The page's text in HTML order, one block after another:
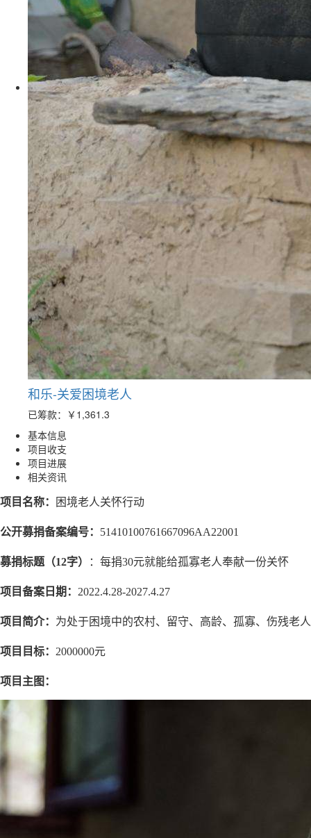
和乐-关爱困境老人
已筹款： ￥1,361.3
基本信息
项目收支
项目进展
相关资讯
项目名称： 困境老人关怀行动
公开募捐备案编号： 51410100761667096AA22001
募捐标题（12字） ：每捐30元就能给孤寡老人奉献一份关怀
项目备案日期： 2022.4.28-2027.4.27
项目简介： 为处于困境中的农村、留守、高龄、孤寡、伤残老
项目目标： 2000000元
项目主图：